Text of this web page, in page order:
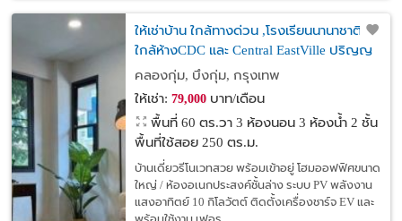
ให้เช่าบ้าน ใกล้ทางด่วน ,โรงเรียนนานาชาติ
ใกล้ห้างCDC และ Central EastVille ปริญญ
สิริ บนถนนโยธินพัฒนา 3 เอกมัย-รามอินทรา
เดินทางสะดวก
คลองกุ่ม, บึงกุ่ม, กรุงเทพ
ให้เช่า: 79,000บาท/เดือน
พื้นที่ 60 ตร.วา 3 ห้องนอน 3 ห้องน้ำ 2 ชั้น
พื้นที่ใช้สอย 250 ตร.ม.
บ้านเดี่ยวรีโนเวทสวย พร้อมเข้าอยู่ โฮมออฟฟิศขนาด
ใหญ่ / ห้องอเนกประสงค์ชั้นล่าง ระบบ PV พลังงาน
แสงอาทิตย์ 10 กิโลวัตต์ ติดตั้งเครื่องชาร์จ EV และ